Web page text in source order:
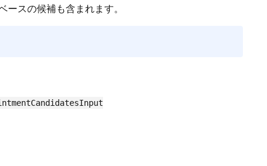
スの候補も含まれます。